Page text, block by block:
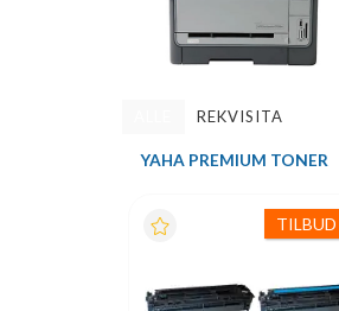
REKVISITA
YAHA PREMIUM TONER
TILBUD